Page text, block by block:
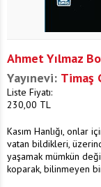
Ahmet Yılmaz
Yayınevi: Timaş
Liste Fiyatı:
230,00 TL
Kasım Hanlığı, onlar
vatan bildikleri,
yaşamak mümkün
koparak, bilinmeyen